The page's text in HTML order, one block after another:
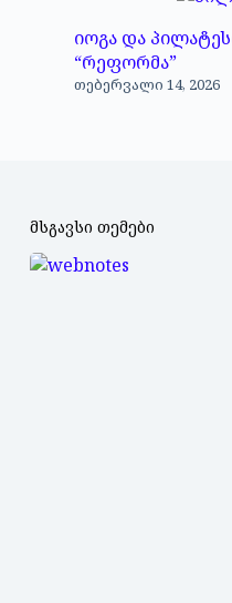
იოგა და
“რეფორმა”
თებერვალი 14, 2026
მსგავსი თემები